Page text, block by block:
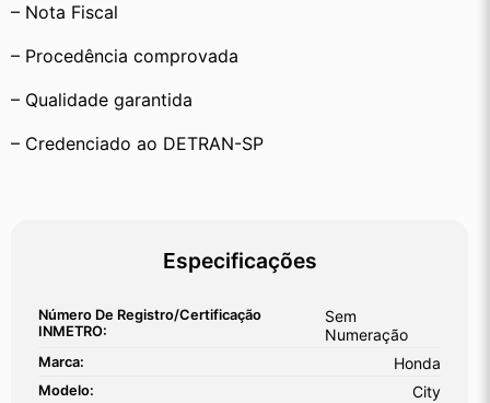
– Nota Fiscal
– Procedência comprovada
– Qualidade garantida
– Credenciado ao DETRAN-SP
Especificações
Número De Registro/certificação
INMETRO:
Sem
Numeração
Marca: Honda
Modelo: City